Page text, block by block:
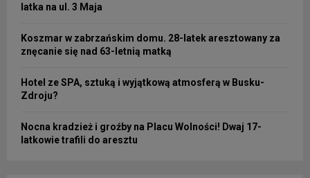
latka na ul. 3 Maja
Koszmar w zabrzańskim domu. 28-latek aresztowany za
znęcanie się nad 63-letnią matką
Hotel ze SPA, sztuką i wyjątkową atmosferą w Busku-
Zdroju?
Nocna kradzież i groźby na Placu Wolności! Dwaj 17-
latkowie trafili do aresztu